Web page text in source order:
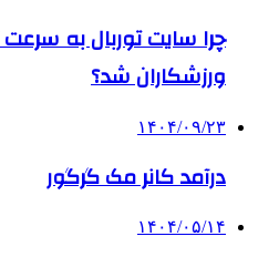
چرا سایت توربال به ‌سرعت
ورزشکاران شد؟
۱۴۰۴/۰۹/۲۳
درآمد کانر مک گرگور
۱۴۰۴/۰۵/۱۴